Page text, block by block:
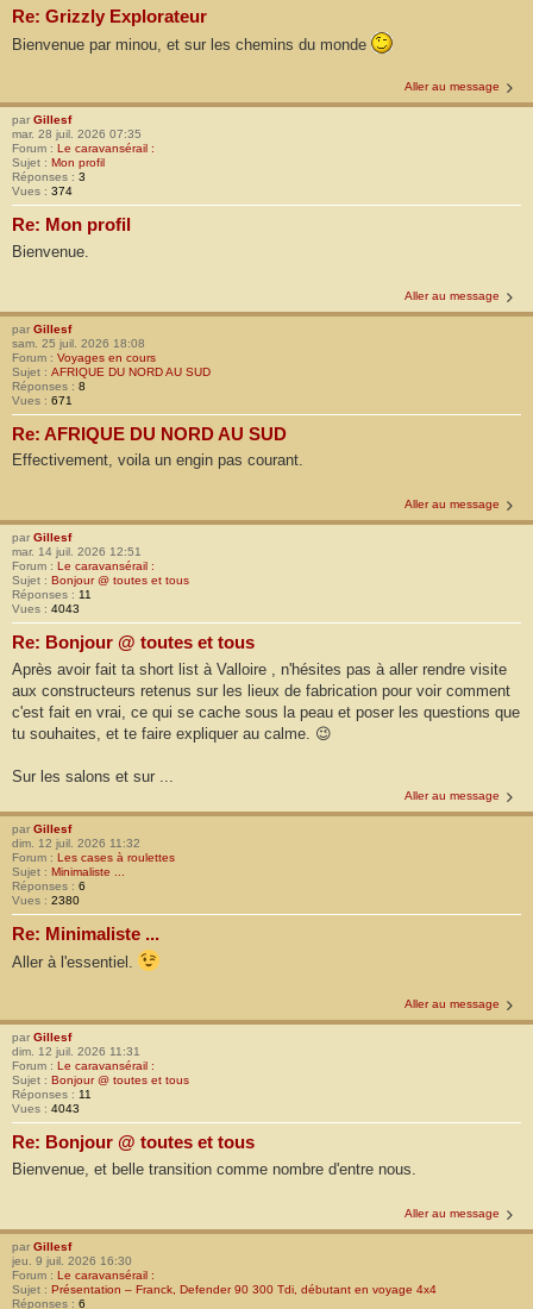
Re: Grizzly Explorateur
Bienvenue par minou, et sur les chemins du monde
Aller au message
par Gillesf
mar. 28 juil. 2026 07:35
Forum : Le caravansérail :
Sujet : Mon profil
Réponses : 3
Vues : 374
Re: Mon profil
Bienvenue.
Aller au message
par Gillesf
sam. 25 juil. 2026 18:08
Forum : Voyages en cours
Sujet : AFRIQUE DU NORD AU SUD
Réponses : 8
Vues : 671
Re: AFRIQUE DU NORD AU SUD
Effectivement, voila un engin pas courant.
Aller au message
par Gillesf
mar. 14 juil. 2026 12:51
Forum : Le caravansérail :
Sujet : Bonjour @ toutes et tous
Réponses : 11
Vues : 4043
Re: Bonjour @ toutes et tous
Après avoir fait ta short list à Valloire , n'hésites pas à aller rendre visite
aux constructeurs retenus sur les lieux de fabrication pour voir comment
c'est fait en vrai, ce qui se cache sous la peau et poser les questions que
tu souhaites, et te faire expliquer au calme. 😉
Sur les salons et sur ...
Aller au message
par Gillesf
dim. 12 juil. 2026 11:32
Forum : Les cases à roulettes
Sujet : Minimaliste ...
Réponses : 6
Vues : 2380
Re: Minimaliste ...
Aller à l'essentiel.
Aller au message
par Gillesf
dim. 12 juil. 2026 11:31
Forum : Le caravansérail :
Sujet : Bonjour @ toutes et tous
Réponses : 11
Vues : 4043
Re: Bonjour @ toutes et tous
Bienvenue, et belle transition comme nombre d'entre nous.
Aller au message
par Gillesf
jeu. 9 juil. 2026 16:30
Forum : Le caravansérail :
Sujet : Présentation – Franck, Defender 90 300 Tdi, débutant en voyage 4x4
Réponses : 6